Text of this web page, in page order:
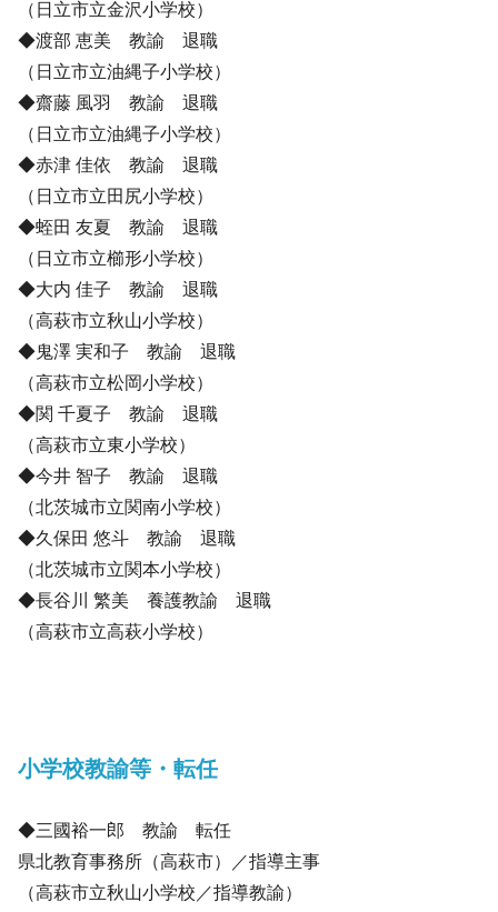
（日立市立金沢小学校）
◆渡部 恵美 教諭 退職
（日立市立油縄子小学校）
◆齋藤 風羽 教諭 退職
（日立市立油縄子小学校）
◆赤津 佳依 教諭 退職
（日立市立田尻小学校）
◆蛭田 友夏 教諭 退職
（日立市立櫛形小学校）
◆大内 佳子 教諭 退職
（高萩市立秋山小学校）
◆鬼澤 実和子 教諭 退職
（高萩市立松岡小学校）
◆関 千夏子 教諭 退職
（高萩市立東小学校）
◆今井 智子 教諭 退職
（北茨城市立関南小学校）
◆久保田 悠斗 教諭 退職
（北茨城市立関本小学校）
◆長谷川 繁美 養護教諭 退職
（高萩市立高萩小学校）
小学校教諭等・転任
◆三國裕一郎 教諭 転任
県北教育事務所（高萩市）／指導主事
（高萩市立秋山小学校／指導教諭）